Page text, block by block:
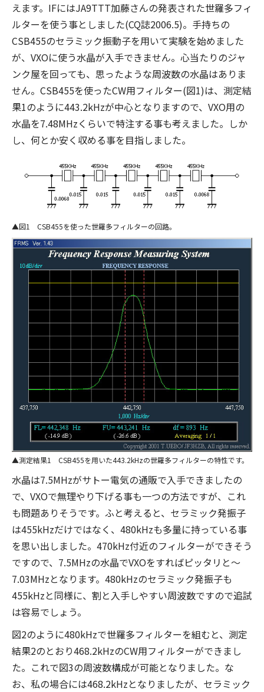
えます。IFにはJA9TTT加藤さんの発表された世羅多フィ
ルターを使う事としました(CQ誌2006.5)。手持ちの
CSB455のセラミック振動子を用いて実験を始めました
が、VXOに使う水晶が入手できません。心当たりのジャ
ンク屋を回っても、思ったような周波数の水晶はありま
せん。CSB455を使ったCW用フィルター(図1)は、測定結
果1のように443.2kHzが中心となりますので、VXO用の
水晶を7.48MHzくらいで特注する事も考えました。しか
し、何とか安く収める事を目指しました。
図1 CSB455を使った世羅多フィルターの回路。
測定結果1 CSB455を用いた443.2kHzの世羅多フィルターの特性です。
水晶は7.5MHzがサトー電気の通販で入手できましたの
で、VXOで無理やり下げる事も一つの方法ですが、これ
も問題ありそうです。ふと考えると、セラミック発振子
は455kHzだけではなく、480kHzも多量に持っている事
を思い出しました。470kHz付近のフィルターができそう
ですので、7.5MHzの水晶でVXOをすればピッタリと～
7.03MHzとなります。480kHzのセラミック発振子も
455kHzと同様に、割と入手しやすい周波数ですので追試
は容易でしょう。
図2のように480kHzで世羅多フィルターを組むと、測定
結果2のとおり468.2kHzのCW用フィルターができまし
た。これで図3の周波数構成が可能となりました。な
お、私の場合には468.2kHzとなりましたが、セラミック